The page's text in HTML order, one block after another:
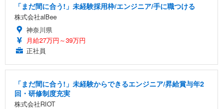
「まだ間に合う!」未経験採用枠/エンジニア/手に職つける
株式会社alBee
神奈川県
月給27万円～39万円
正社員
「まだ間に合う!」未経験からできるエンジニア/昇給賞与年2
回・研修制度充実
株式会社RIOT